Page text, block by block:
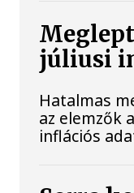
júliusi
Hatalmas
az elemzők
inflációs